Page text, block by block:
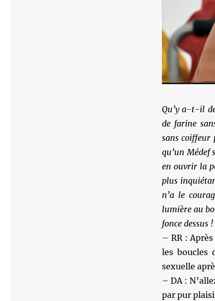
Qu’y a-t-il
de farine
sans coiffeur
qu’un Médef
en ouvrir la
plus
n’a le
lumière au
fonce dessus !
– RR :
les boucles
sexuelle
– DA :
par pur